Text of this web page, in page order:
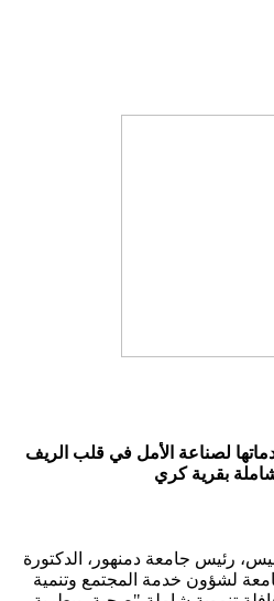
لصناعة الأمل في قلب الريف
بقرية كري
رئيس جامعة دمنهور، الدكتورة
لشؤون خدمة المجتمع وتنمية